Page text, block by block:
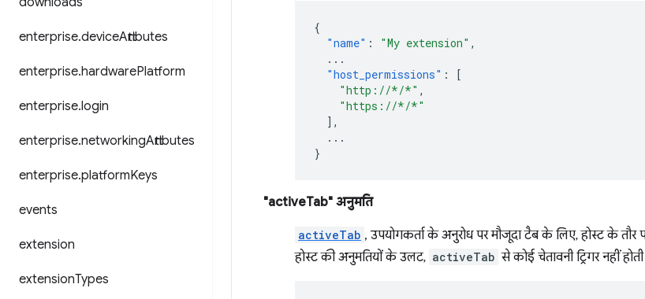
enterprise.deviceAttributes
enterprise.hardwarePlatform
enterprise.login
enterprise.networkingAttributes
enterprise.platformKeys
events
extension
extensionTypes
{
"name" : "My extension" ,
...
"host_permissions" :
[
"http://*/*" ,
"https://*/*"
],
...
}
"activeTab" अनुमति
activeTab , उपयोगकर्ता के अनुरोध पर मौजूदा टैब के लिए, होस्ट के
होस्ट की अनुमतियों के उलट, activeTab से कोई चेतावनी ट्रिगर नहीं